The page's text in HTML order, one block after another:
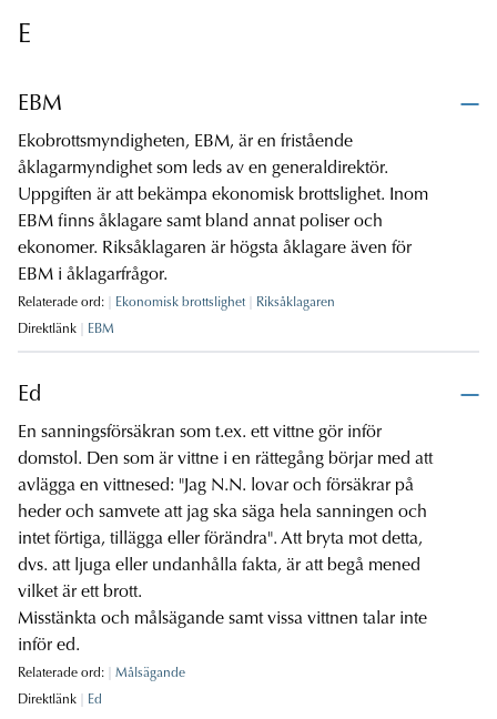
E
EBM
Ekobrottsmyndigheten, EBM, är en fristående
åklagarmyndighet som leds av en generaldirektör.
Uppgiften är att bekämpa ekonomisk brottslighet. Inom
EBM finns åklagare samt bland annat poliser och
ekonomer. Riksåklagaren är högsta åklagare även för
EBM i åklagarfrågor.
Relaterade ord: Ekonomisk brottslighet
Riksåklagaren
Direktlänk
EBM
Ed
En sanningsförsäkran som t.ex. ett vittne gör inför
domstol. Den som är vittne i en rättegång börjar med att
avlägga en vittnesed: "Jag N.N. lovar och försäkrar på
heder och samvete att jag ska säga hela sanningen och
intet förtiga, tillägga eller förändra". Att bryta mot detta,
dvs. att ljuga eller undanhålla fakta, är att begå mened
vilket är ett brott.
Misstänkta och målsägande samt vissa vittnen talar inte
inför ed.
Relaterade ord:
Målsägande
Direktlänk
Ed